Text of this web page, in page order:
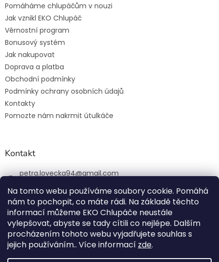
Na tomto webu používáme soubory cookie. Pomáhá
nám to pochopit, co máte rádi. Na základě těchto
informací můžeme EKO Chlupáče neustále
vylepšovat, abyste se tady cítili co nejlépe. Dalším
procházením tohoto webu vyjadřujete souhlas s
jejich používáním.. Více informací zde.
Pomáháme chlupáčům v nouzi
Jak vznikl EKO Chlupáč
Věrnostní program
Bonusový systém
Jak nakupovat
Doprava a platba
Obchodní podmínky
Podmínky ochrany osobních údajů
Kontakty
Pomozte nám nakrmit útulkáče
Kontakt
petra.lovecka94@gmail.com
+420 774 131 648
ekochlupac.cz
Vytvořil Shoptet